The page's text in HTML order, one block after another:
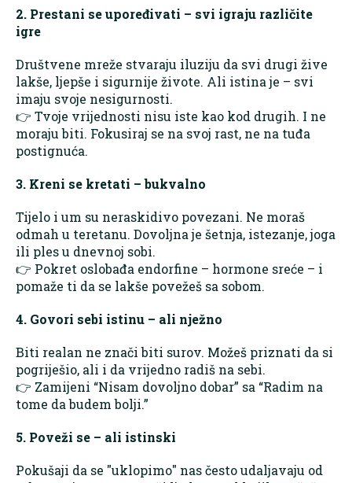
2. Prestani se upoređivati – svi igraju različite
igre
Društvene mreže stvaraju iluziju da svi drugi žive
lakše, ljepše i sigurnije živote. Ali istina je – svi
imaju svoje nesigurnosti.
👉 Tvoje vrijednosti nisu iste kao kod drugih. I ne
moraju biti. Fokusiraj se na svoj rast, ne na tuđa
postignuća.
3. Kreni se kretati – bukvalno
Tijelo i um su neraskidivo povezani. Ne moraš
odmah u teretanu. Dovoljna je šetnja, istezanje, joga
ili ples u dnevnoj sobi.
👉 Pokret oslobađa endorfine – hormone sreće – i
pomaže ti da se lakše povežeš sa sobom.
4. Govori sebi istinu – ali nježno
Biti realan ne znači biti surov. Možeš priznati da si
pogriješio, ali i da vrijedno radiš na sebi.
👉 Zamijeni “Nisam dovoljno dobar” sa “Radim na
tome da budem bolji.”
5. Poveži se – ali istinski
Pokušaji da se "uklopimo" nas često udaljavaju od